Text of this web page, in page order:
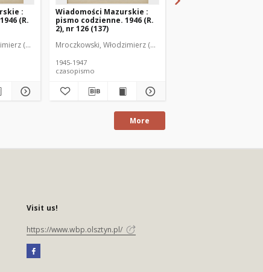
:
(R.
(1902-1971). Redaktor
Wiadomości Mazurskie :
pismo codzienne. 1946 (R.
2), nr 126 (137)
Mroczkowski, Włodzimierz (1902-1971). Redaktor
1945-1947
czasopismo
More
Visit us!
https://www.wbp.olsztyn.pl/